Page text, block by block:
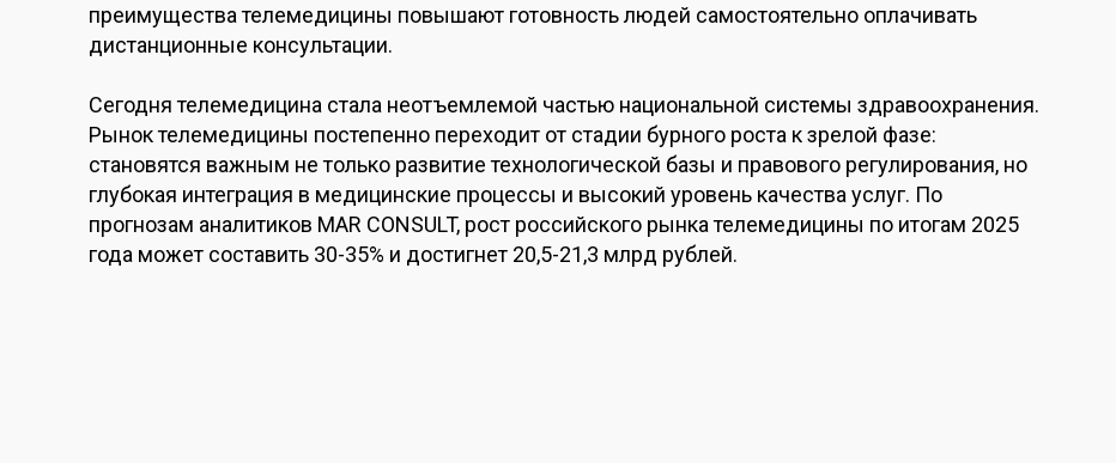
преимущества телемедицины повышают готовность людей самостоятельно оплачивать
дистанционные консультации.
Сегодня телемедицина стала неотъемлемой частью национальной системы здравоохранения.
Рынок телемедицины постепенно переходит от стадии бурного роста к зрелой фазе:
становятся важным не только развитие технологической базы и правового регулирования, но
глубокая интеграция в медицинские процессы и высокий уровень качества услуг. По
прогнозам аналитиков MAR CONSULT, рост российского рынка телемедицины по итогам 2025
года может составить 30-35% и достигнет 20,5-21,3 млрд рублей.